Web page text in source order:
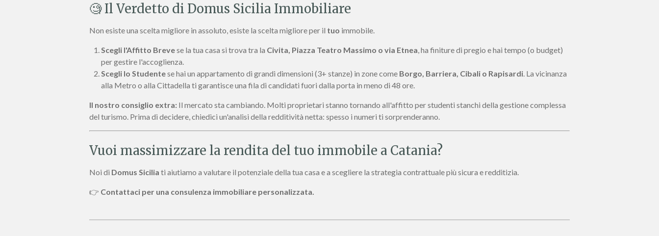
🧐 Il Verdetto di Domus Sicilia Immobiliare
Non esiste una scelta migliore in assoluto, esiste la scelta migliore per il tuo immobile.
Scegli l'Affitto Brevese la tua casa si trova tra la Civita, Piazza Teatro Massimo o via Etnea, ha finiture di pregio e hai tempo (o budget)
per gestire l'accoglienza.
Scegli lo Studentese hai un appartamento di grandi dimensioni (3+ stanze) in zone come Borgo, Barriera, Cibali o Rapisardi. La vicinanza
alla Metro o alla Cittadella ti garantisce una fila di candidati fuori dalla porta in meno di 48 ore.
Il nostro consiglio extra: Il mercato sta cambiando. Molti proprietari stanno tornando all'affitto per studenti stanchi della gestione complessa
del turismo. Prima di decidere, chiedici un'analisi della redditività netta: spesso i numeri ti sorprenderanno.
Vuoi massimizzare la rendita del tuo immobile a Catania?
Noi di Domus Sicilia ti aiutiamo a valutare il potenziale della tua casa e a scegliere la strategia contrattuale più sicura e redditizia.
👉 Contattaci per una consulenza immobiliare personalizzata.